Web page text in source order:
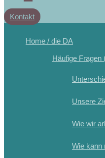
Kontakt
Home / die DA
Häufige Fragen
Unsere
Wie wir
Wie kann